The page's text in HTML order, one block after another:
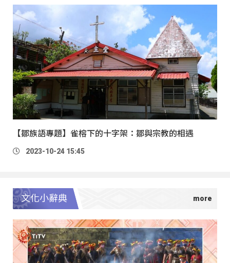
【鄒族語專題】雀榕下的十字架：鄒與宗教的相遇
2023-10-24 15:45
文化小辭典